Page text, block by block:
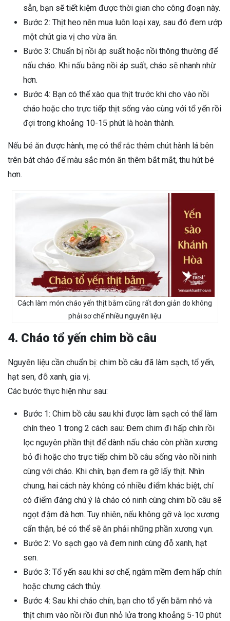
sẵn, bạn sẽ tiết kiệm được thời gian cho công đoạn này.
Bước 2: Thịt heo nên mua luôn loại xay, sau đó đem ướp
một chút gia vị cho vừa ăn.
Bước 3: Chuẩn bị nồi áp suất hoặc nồi thông thường để
nấu cháo. Khi nấu bằng nồi áp suất, cháo sẽ nhanh nhừ
hơn.
Bước 4: Bạn có thể xào qua thịt trước khi cho vào nồi
cháo hoặc cho trực tiếp thịt sống vào cùng với tổ yến rồi
đợi trong khoảng 10-15 phút là hoàn thành.
Nếu bé ăn được hành, mẹ có thể rắc thêm chút hành lá bên
trên bát cháo để màu sắc món ăn thêm bắt mắt, thu hút bé
hơn.
Cách làm món cháo yến thịt bằm cũng rất đơn giản do không
phải sơ chế nhiều nguyên liệu
4. Cháo tổ yến chim bồ câu
Nguyên liệu cần chuẩn bị: chim bồ câu đã làm sạch, tổ yến,
hạt sen, đỗ xanh, gia vị.
Các bước thực hiện như sau:
Bước 1: Chim bồ câu sau khi được làm sạch có thể làm
chín theo 1 trong 2 cách sau: Đem chim đi hấp chín rồi
lọc nguyên phần thịt để dành nấu cháo còn phần xương
bỏ đi hoặc cho trực tiếp chim bồ câu sống vào nồi ninh
cùng với cháo. Khi chín, bạn đem ra gỡ lấy thịt. Nhìn
chung, hai cách này không có nhiều điểm khác biệt, chỉ
có điểm đáng chú ý là cháo có ninh cùng chim bồ câu sẽ
ngọt đậm đà hơn. Tuy nhiên, nếu không gỡ và lọc xương
cẩn thận, bé có thể sẽ ăn phải những phần xương vụn.
Bước 2: Vo sạch gạo và đem ninh cùng đỗ xanh, hạt
sen.
Bước 3: Tổ yến sau khi sơ chế, ngâm mềm đem hấp chín
hoặc chưng cách thủy.
Bước 4: Sau khi cháo chín, bạn cho tổ yến băm nhỏ và
thịt chim vào nồi rồi đun nhỏ lửa trong khoảng 5-10 phút